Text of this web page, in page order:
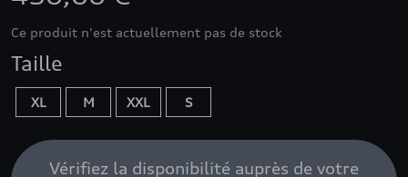
Ce produit n'est actuellement pas de stock
Taille
XL M XXL S
Vérifiez la disponibilité auprès de votre